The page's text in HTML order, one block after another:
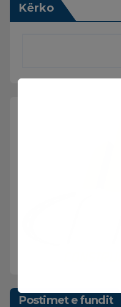
Kërko
Postimet e fundit